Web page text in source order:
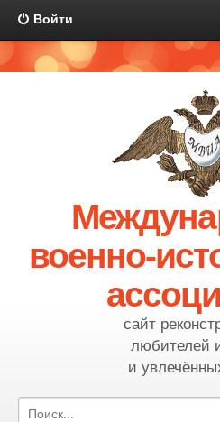
Войти
военно-
сайт
любителей
и